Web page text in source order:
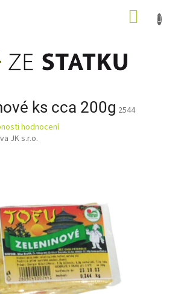
ks cca 200g 2544
hodnocení
JK s.r.o.